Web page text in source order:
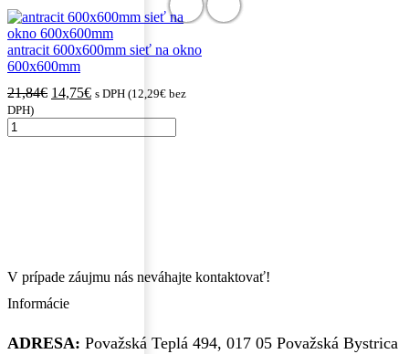
antracit 600x600mm sieť na okno
600x600mm
21,84€ Pôvodná
21,84€.
14,75€Aktuálna
14,75€.
s DPH (12,29€ bez
DPH)
množstvo
antracit
V prípade záujmu nás neváhajte kontaktovať!
Informácie
ADRESA: Považská Teplá 494, 017 05 Považská Bystrica